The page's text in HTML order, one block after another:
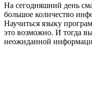
На сегодняшний день
большое количество
Научиться языку
это возможно. И тогда
неожиданной